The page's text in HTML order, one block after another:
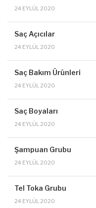
24 EYLÜL 2020
Saç Açıcılar
24 EYLÜL 2020
Saç Bakım Ürünleri
24 EYLÜL 2020
Saç Boyaları
24 EYLÜL 2020
Şampuan Grubu
24 EYLÜL 2020
Tel Toka Grubu
24 EYLÜL 2020